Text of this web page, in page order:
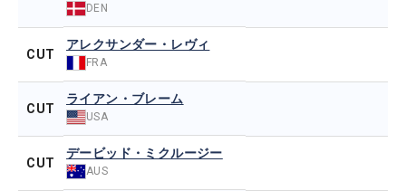
DEN
CUT
アレクサンダー・レヴィ
FRA
CUT
ライアン・ブレーム
USA
CUT
デービッド・ミクルージー
AUS